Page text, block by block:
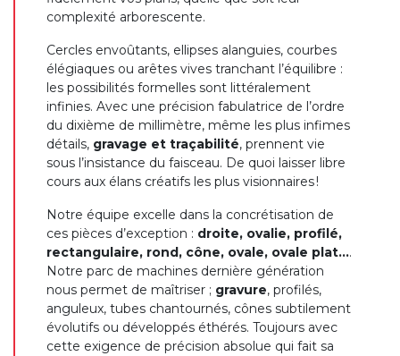
complexité arborescente.
Cercles envoûtants, ellipses alanguies, courbes
élégiaques ou arêtes vives tranchant l’équilibre :
les possibilités formelles sont littéralement
infinies. Avec une précision fabulatrice de l’ordre
du dixième de millimètre, même les plus infimes
détails, gravage et traçabilité, prennent vie
sous l’insistance du faisceau. De quoi laisser libre
cours aux élans créatifs les plus visionnaires !
Notre équipe excelle dans la concrétisation de
ces pièces d’exception : droite, ovalie, profilé,
rectangulaire, rond, cône, ovale, ovale plat….
Notre parc de machines dernière génération
nous permet de maîtriser ; gravure, profilés,
anguleux, tubes chantournés, cônes subtilement
évolutifs ou développés éthérés. Toujours avec
cette exigence de précision absolue qui fait sa